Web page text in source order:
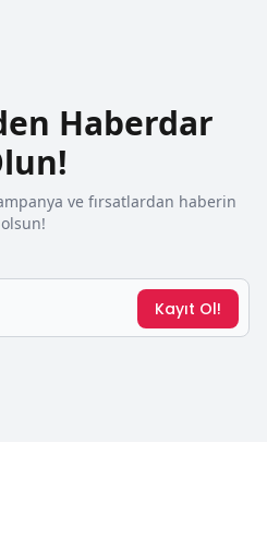
Haberdar
ve fırsatlardan haberin
olsun!
Kayıt Ol!